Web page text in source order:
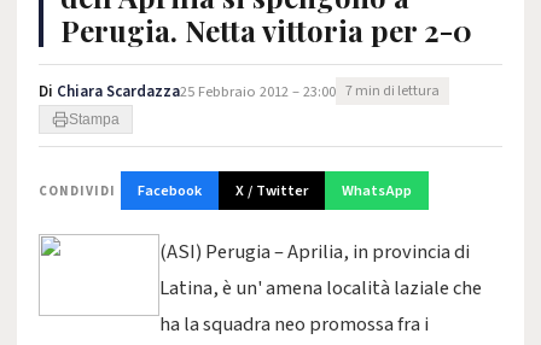
Perugia. Netta vittoria per 2-0
Di Chiara Scardazza25 Febbraio 2012 – 23:00 7 min di lettura
Stampa
CONDIVIDI Facebook X / Twitter WhatsApp
(ASI) Perugia – Aprilia, in provincia di
Latina, è un' amena località laziale che
ha la squadra neo promossa fra i